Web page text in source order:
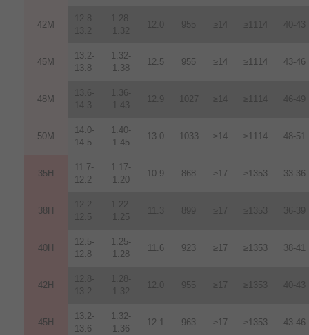
42M
12.8-
13.2
1.28-
1.32
12.0 955 ≥14 ≥1114 40-43
45M
13.2-
13.8
1.32-
1.38
12.5 955 ≥14 ≥1114 43-46
48M
13.6-
14.3
1.36-
1.43
12.9 1027 ≥14 ≥1114 46-49
50M
14.0-
14.5
1.40-
1.45
13.0 1033 ≥14 ≥1114 48-51
35H
11.7-
12.2
1.17-
1.20
10.9 868 ≥17 ≥1353 33-36
38H
12.2-
12.5
1.22-
1.25
11.3 899 ≥17 ≥1353 36-39
40H
12.5-
12.8
1.25-
1.28
11.6 923 ≥17 ≥1353 38-41
42H
12.8-
13.2
1.28-
1.32
12 0 955 ≥17 ≥1353 40-43
45H
13.2-
13.6
1.32-
1.36
12.1 963 ≥17 ≥1353 43-46